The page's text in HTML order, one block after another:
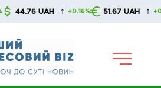
UAH ↑ +0.16% 51.67 UAH ↑ +0.09%